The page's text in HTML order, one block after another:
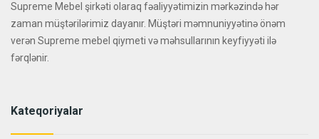
Supreme Mebel şirkəti olaraq fəaliyyətimizin mərkəzində hər
zaman müştərilərimiz dayanır. Müştəri məmnuniyyətinə önəm
verən Supreme mebel qiymeti və məhsullarının keyfiyyəti ilə
fərqlənir.
Kateqoriyalar